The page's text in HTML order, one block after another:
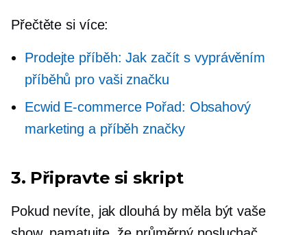
Přečtěte si více:
Prodejte příběh: Jak začít s vyprávěním
příběhů pro vaši značku
Ecwid E-commercePořad: Obsahový
marketing a příběh značky
3. Připravte si skript
Pokud nevíte, jak dlouhá by měla být vaše